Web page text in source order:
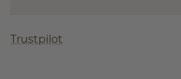
Trustpilot